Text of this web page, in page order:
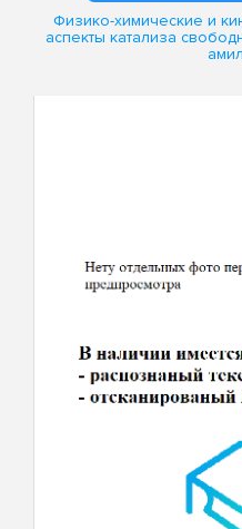
Физико-химические и
аспекты катализа